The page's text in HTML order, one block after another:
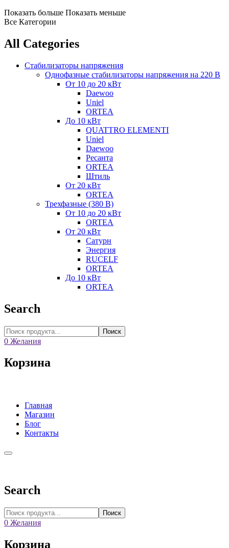
Показать больше Показать меньше
Все Категории
All Categories
Стабилизаторы напряжения
Однофазные стабилизаторы напряжения на 220 В
От 10 до 20 кВт
Daewoo
Uniel
ORTEA
До 10 кВт
QUATTRO ELEMENTI
Uniel
Daewoo
Ресанта
ORTEA
Штиль
От 20 кВт
ORTEA
Трехфазные (380 В)
От 10 до 20 кВт
ORTEA
От 20 кВт
Сатурн
Энергия
RUCELF
ORTEA
До 10 кВт
ORTEA
Search
Поиск
0 Желания
Корзина
Главная
Магазин
Блог
Контакты
Search
Поиск
0 Желания
Корзина